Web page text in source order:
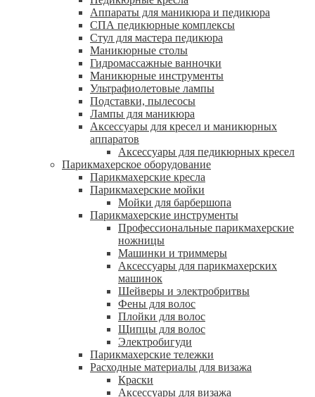
Аппараты для маникюра и педикюра
СПА педикюрные комплексы
Стул для мастера педикюра
Маникюрные столы
Гидромассажные ванночки
Маникюрные инструменты
Ультрафиолетовые лампы
Подставки, пылесосы
Лампы для маникюра
Аксессуары для кресел и маникюрных
аппаратов
Аксессуары для педикюрных кресел
Парикмахерское оборудование
Парикмахерские кресла
Парикмахерские мойки
Мойки для барбершопа
Парикмахерские инструменты
Профессиональные парикмахерские
ножницы
Машинки и триммеры
Аксессуары для парикмахерских
машинок
Шейверы и электробритвы
Фены для волос
Плойки для волос
Щипцы для волос
Электробигуди
Парикмахерские тележки
Расходные материалы для визажа
Краски
Аксессуары для визажа